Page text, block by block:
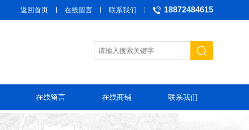
18872484615
返回首页 在线留言 联系我们
在线留言 在线商铺 联系我们